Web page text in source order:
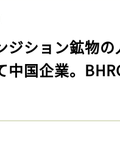
ジション鉱物
中国企業。